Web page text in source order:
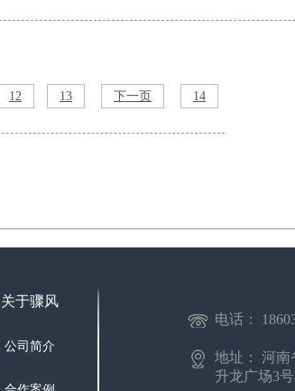
12 13 下一页 14
关于骤风
公司简介
电话：
地址： 河南
升龙广场3